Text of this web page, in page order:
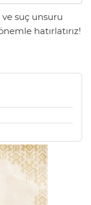
suç unsuru
hatırlatırız!